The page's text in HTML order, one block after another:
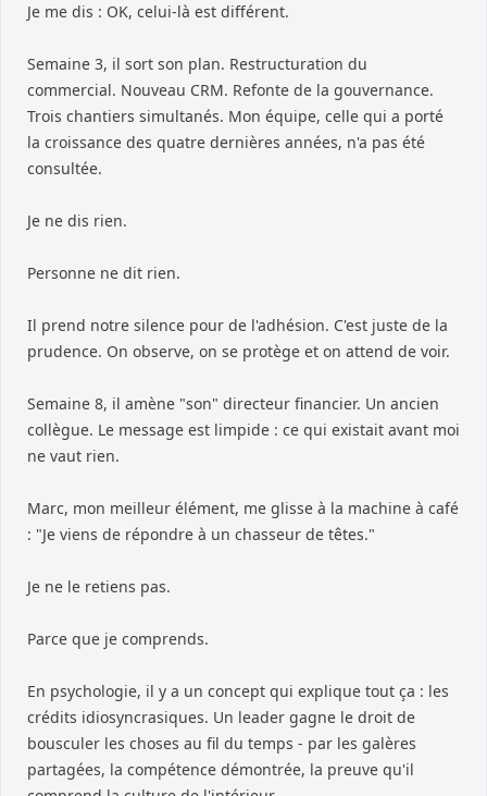
Je me dis : OK, celui-là est différent.
Semaine 3, il sort son plan. Restructuration du
commercial. Nouveau CRM. Refonte de la gouvernance.
Trois chantiers simultanés. Mon équipe, celle qui a porté
la croissance des quatre dernières années, n'a pas été
consultée.
Je ne dis rien.
Personne ne dit rien.
Il prend notre silence pour de l'adhésion. C'est juste de la
prudence. On observe, on se protège et on attend de voir.
Semaine 8, il amène "son" directeur financier. Un ancien
collègue. Le message est limpide : ce qui existait avant moi
ne vaut rien.
Marc, mon meilleur élément, me glisse à la machine à café
: "Je viens de répondre à un chasseur de têtes."
Je ne le retiens pas.
Parce que je comprends.
En psychologie, il y a un concept qui explique tout ça : les
crédits idiosyncrasiques. Un leader gagne le droit de
bousculer les choses au fil du temps - par les galères
partagées, la compétence démontrée, la preuve qu'il